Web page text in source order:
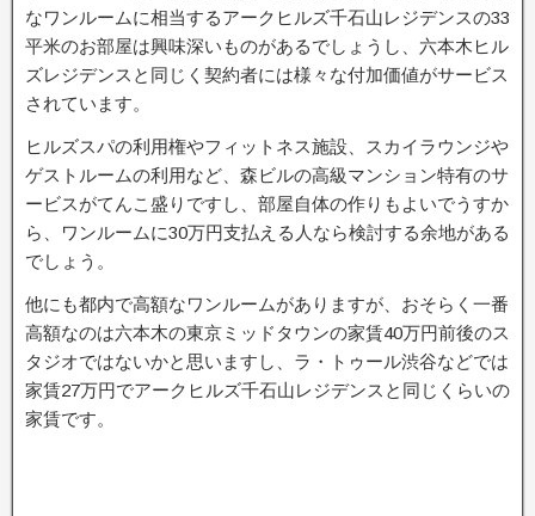
なワンルームに相当するアークヒルズ千石山レジデンスの33
平米のお部屋は興味深いものがあるでしょうし、六本木ヒル
ズレジデンスと同じく契約者には様々な付加価値がサービス
されています。
ヒルズスパの利用権やフィットネス施設、スカイラウンジや
ゲストルームの利用など、森ビルの高級マンション特有のサ
ービスがてんこ盛りですし、部屋自体の作りもよいでうすか
ら、ワンルームに30万円支払える人なら検討する余地がある
でしょう。
他にも都内で高額なワンルームがありますが、おそらく一番
高額なのは六本木の東京ミッドタウンの家賃40万円前後のス
タジオではないかと思いますし、ラ・トゥール渋谷などでは
家賃27万円でアークヒルズ千石山レジデンスと同じくらいの
家賃です。